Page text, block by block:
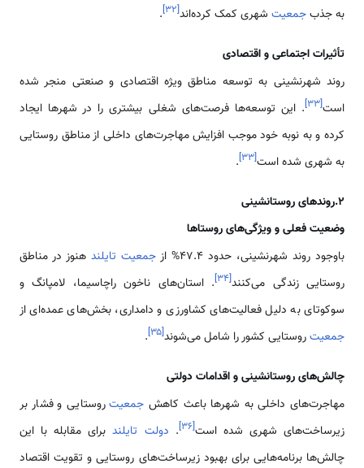
به جذبجمعیت شهری کمک کرده‌اند[۳۲]
.
تأثیرات اجتماعی و اقتصادی
روند شهرنشینی به توسعه مناطق ویژه اقتصادی و صنعتی منجر شده
است[۳۳]. این توسعه‌ها فرصت‌های شغلی بیشتری را در شهرها ایجاد
کرده و به نوبه خود موجب افزایش مهاجرت‌های داخلی از مناطق روستایی
به شهری شده است[۳۳]
.
۲.روندهای روستانشینی
وضعیت فعلی و ویژگی‌های روستاها
باوجود روند شهرنشینی، حدود ۴۷.۴% از
جمعیت تایلند هنوز در مناطق
روستایی زندگی می‌کنند[۳۴]. استان‌های ناخون راچاسیما، لامپانگ و
سوکوتای به دلیل فعالیت‌های کشاورزی و دامداری، بخش‌های عمده‌ای از
جمعیتروستایی کشور را شامل می‌شوند[۳۵]
.
چالش‌های روستانشینی و اقدامات دولتی
مهاجرت‌های داخلی به شهرها باعث کاهش جمعیتروستایی و فشار بر
زیرساخت‌های شهری شده است[۳۶]
. دولت تایلندبرای مقابله با این
چالش‌ها برنامه‌هایی برای بهبود زیرساخت‌های روستایی و تقویت اقتصاد